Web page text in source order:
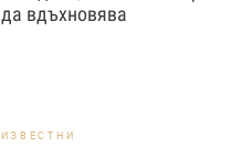
да вдъхновява
ИЗВЕСТНИ